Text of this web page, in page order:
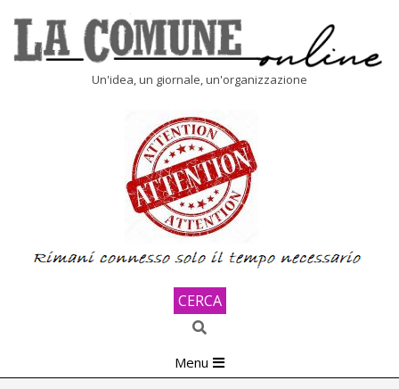
content
Un'idea, un giornale, un'organizzazione
CERCA
Search
Navigation
Menu